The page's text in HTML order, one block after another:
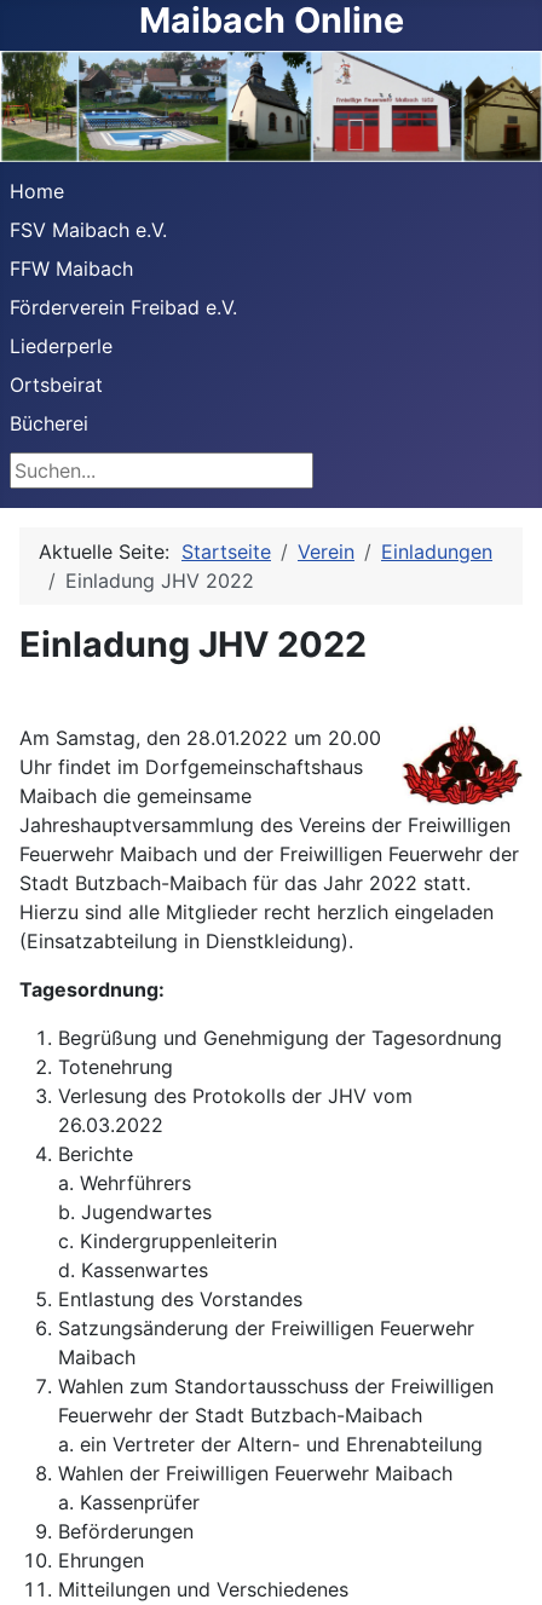
Maibach Online
Home
FSV Maibach e.V.
FFW Maibach
Förderverein Freibad e.V.
Liederperle
Ortsbeirat
Bücherei
Suchen
Aktuelle Seite: Startseite Verein
Einladungen
Einladung JHV 2022
Einladung JHV 2022
Am Samstag, den 28.01.2022 um 20.00
Uhr findet im Dorfgemeinschaftshaus
Maibach die gemeinsame
Jahreshauptversammlung des Vereins der Freiwilligen
Feuerwehr Maibach und der Freiwilligen Feuerwehr der
Stadt Butzbach-Maibach für das Jahr 2022 statt.
Hierzu sind alle Mitglieder recht herzlich eingeladen
(Einsatzabteilung in Dienstkleidung).
Tagesordnung:
Begrüßung und Genehmigung der Tagesordnung
Totenehrung
Verlesung des Protokolls der JHV vom
26.03.2022
Berichte
a. Wehrführers
b. Jugendwartes
c. Kindergruppenleiterin
d. Kassenwartes
Entlastung des Vorstandes
Satzungsänderung der Freiwilligen Feuerwehr
Maibach
Wahlen zum Standortausschuss der Freiwilligen
Feuerwehr der Stadt Butzbach-Maibach
a. ein Vertreter der Altern- und Ehrenabteilung
Wahlen der Freiwilligen Feuerwehr Maibach
a. Kassenprüfer
Beförderungen
Ehrungen
Mitteilungen und Verschiedenes